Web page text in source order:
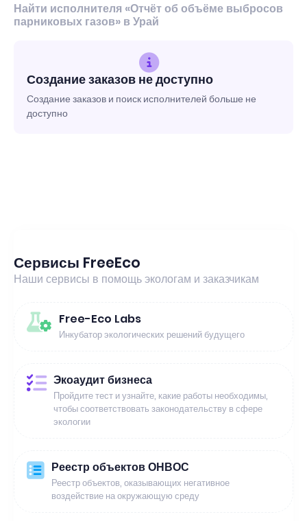
Найти исполнителя «Отчёт об объёме выбросов
парниковых газов» в Урай
Создание заказов не доступно
Создание заказов и поиск исполнителей больше не
доступно
Сервисы FreeEco
Наши сервисы в помощь экологам и заказчикам
Free-Eco Labs
Инкубатор экологических решений будущего
Экоаудит бизнеса
Пройдите тест и узнайте, какие работы необходимы,
чтобы соответствовать законодательству в сфере
экологии
Реестр объектов ОНВОС
Реестр объектов, оказывающих негативное
воздействие на окружающую среду